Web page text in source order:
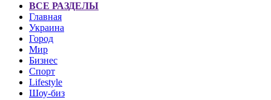
ВСЕ РАЗДЕЛЫ
Главная
Украина
Город
Мир
Бизнес
Спорт
Lifestyle
Шоу-биз